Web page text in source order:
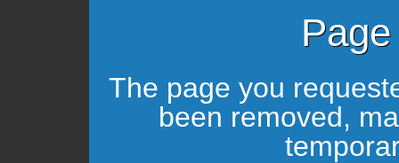
The page you
been removed,